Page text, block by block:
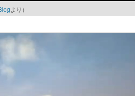
より）